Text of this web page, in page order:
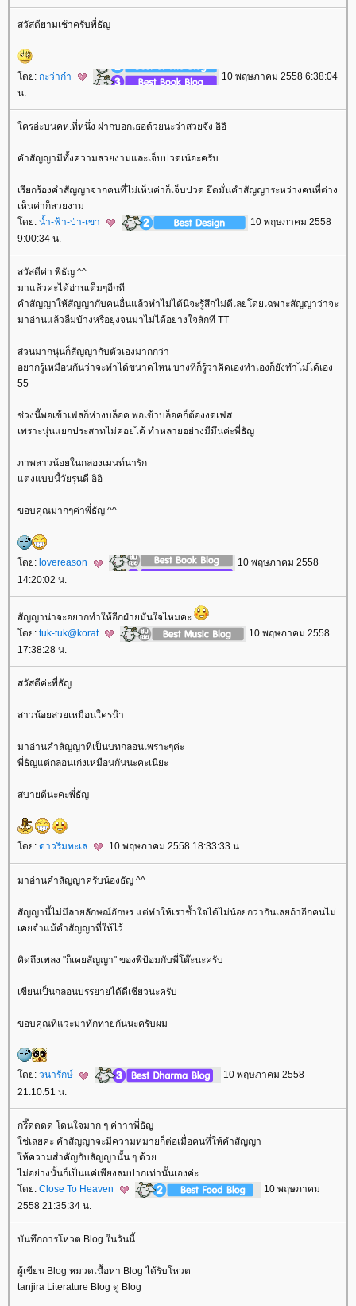
สวัสดียามเช้าครับพี่ธัญ
ดย: กะว่าก๋า
10 พฤษภาคม 2558 6:38:04
น.
ครอ่ะบนคห.ที่หนึ่ง ฝากบอกเธอด้วยนะว่าสวยจัง อิอิ
คำสัญญามีทั้งความสวยงามและเจ็บปวดเน้อะครับ
เรียกร้องคำสัญญาจากคนที่ไม่เห็นค่าก็เจ็บปวด ยึดมั่นคำสัญญาระหว่างคนที่ต่าง
เห็นค่าก็สวยงาม
ดย: น้ำ-ฟ้า-ป่า-เขา
10 พฤษภาคม 2558
9:00:34 น.
สวัสดีค่า พี่ธัญ ^^
มาแล้วค่ะได้อ่านเต็มๆอีกที
คำสัญญาให้สัญญากับคนอื่นแล้วทำไม่ได้นี่จะรู้สึกไม่ดีเลยโดยเฉพาะสัญญาว่าจะ
มาอ่านแล้วลืมบ้างหรือยุ่งจนมาไม่ได้อย่างใจสักที TT
ส่วนมากนุ่นก็สัญญากับตัวเองมากกว่า
อยากรู้เหมือนกันว่าจะทำได้ขนาดไหน บางทีก็รู้ว่าคิดเองทำเองก็ยังทำไม่ได้เอง
55
ช่วงนี้พอเข้าเฟสก็ห่างบล็อค พอเข้าบล็อคก็ต้องงดเฟส
เพราะนุ่นแยกประสาทไม่ค่อยได้ ทำหลายอย่างมีมึนค่ะพี่ธัญ
ภาพสาวน้อยในกล่องเมนท์น่ารัก
ต่งแบบนี้วัยรุ่นดี อิอิ
ขอบคุณมากๆค่าพี่ธัญ ^^
ดย: lovereason
10 พฤษภาคม 2558
14:20:02 น.
สัญญาน่าจะอยากทำให้อีกฝ่ายมั่นใจไหมคะ
ดย: tuk-tuk@korat
10 พฤษภาคม 2558
17:38:28 น.
สวัสดีค่ะพี่ธัญ
สาวน้อยสวยเหมือนใครน๊า
มาอ่านคำสัญญาที่เป็นบทกลอนเพราะๆค่ะ
พี่ธัญแต่กลอนเก่งเหมือนกันนะคะเนี่ยะ
สบายดีนะคะพี่ธัญ
ดย: ดาวริมทะเล 10 พฤษภาคม 2558 18:33:33 น.
มาอ่านคำสัญญาครับน้องธัญ ^^
สัญญานี้ไม่มีลายลักษณ์อักษร แต่ทำให้เราช้ำใจได้ไม่น้อยกว่ากันเลยถ้าอีกคนไม่
เคยจำแม้คำสัญญาที่ให้ไว้
คิดถึงเพลง "ก็เคยสัญญา" ของพี่ป้อมกับพี่โต๊ะนะครับ
เขียนเป็นกลอนบรรยายได้ดีเชียวนะครับ
ขอบคุณที่แวะมาทักทายกันนะครับผม
ดย: วนารักษ์
10 พฤษภาคม 2558
21:10:51 น.
กรี๊ดดดด โดนใจมาก ๆ ค่าาาพี่ธัญ
ช่เลยค่ะ คำสัญญาจะมีความหมายก็ต่อเมื่อคนที่ให้คำสัญญา
ห้ความสำคัญกับสัญญานั้น ๆ ด้ว
ไม่อย่างนั้นก็เป็นแค่เพียงลมปากเท่านั้นเองค่ะ
ดย: Close To Heaven
10 พฤษภาคม
2558 21:35:34 น.
บันทึกการโหวต Blog ในวันนี้
ผู้เขียน Blog หมวดเนื้อหา Blog ได้รับโหวต
tanjira Literature Blog ดู Blog